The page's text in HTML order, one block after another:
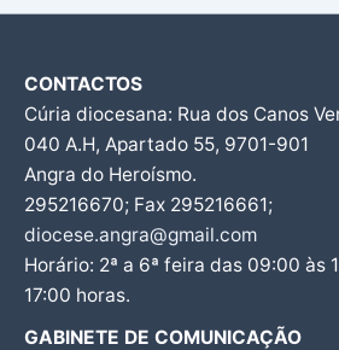
CONTACTOS
Cúria diocesana: Rua dos Canos
040 A.H, Apartado 55, 9701-901
Angra do Heroísmo.
295216670; Fax 295216661;
diocese.angra@gmail.com
Horário: 2ª a 6ª feira das 09:00 às
17:00 horas.
GABINETE DE COMUNICAÇÃO